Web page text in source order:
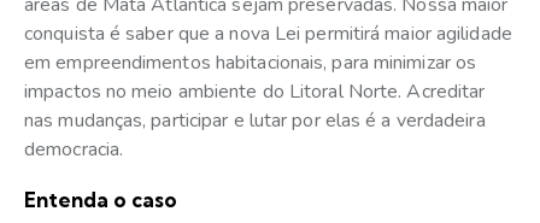
conquista é saber que a nova Lei permitirá maior agilidade
em empreendimentos habitacionais, para minimizar os
impactos no meio ambiente do Litoral Norte. Acreditar
nas mudanças, participar e lutar por elas é a verdadeira
democracia.
Entenda o caso